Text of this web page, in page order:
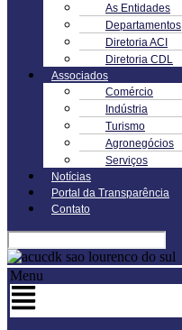
As Entidades
Departamentos
Diretoria ACI
Diretoria CDL
Associados
Comércio
Indústria
Turismo
Agronegócios
Serviços
Notícias
Portal da Transparência
Contato
Menu